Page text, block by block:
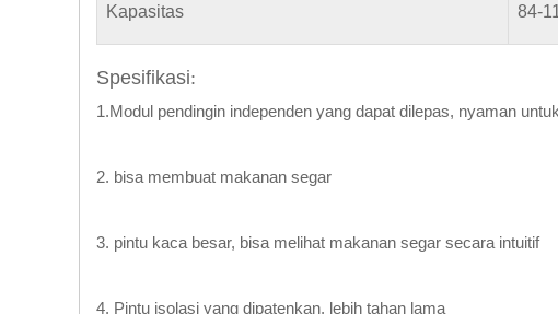
Kapasitas 84-
Spesifikasi:
1.Modul pendingin independen yang dapat dilepas, nyaman
2. bisa membuat makanan segar
3. pintu kaca besar, bisa melihat makanan segar secara intuitif
4. Pintu isolasi yang dipatenkan, lebih tahan lama